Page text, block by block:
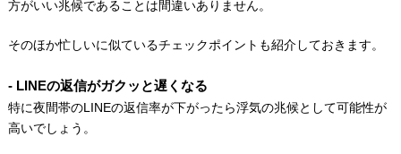
方がいい兆候であることは間違いありません。
そのほか忙しいに似ているチェックポイントも紹介しておきます。
LINEの返信がガクッと遅くなる
特に夜間帯のLINEの返信率が下がったら浮気の兆候として可能性が
高いでしょう。